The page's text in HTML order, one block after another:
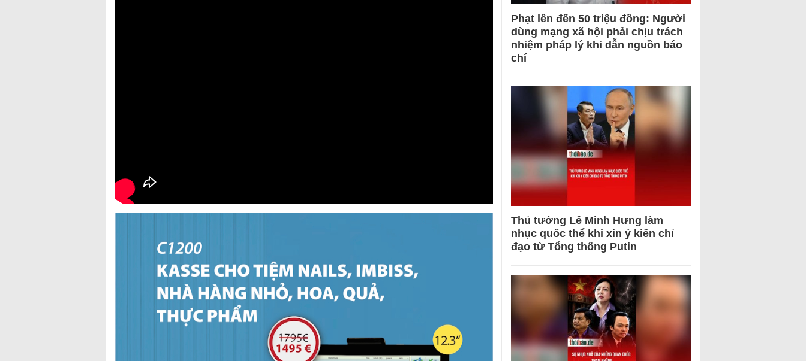
Phạt lên đến 50 triệu đồng: Người
dùng mạng xã hội phải chịu trách
nhiệm pháp lý khi dẫn nguồn báo
chí
Thủ tướng Lê Minh Hưng làm
nhục quốc thể khi xin ý kiến chỉ
đạo từ Tổng thống Putin